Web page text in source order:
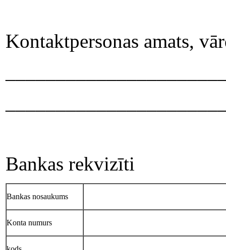
Kontaktpersonas amats,
Bankas rekvizīti
Bankas nosaukums
Konta numurs